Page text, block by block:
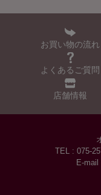
お買い物の流れ
よくあるご質問
店舗情報
TEL : 075-
E-